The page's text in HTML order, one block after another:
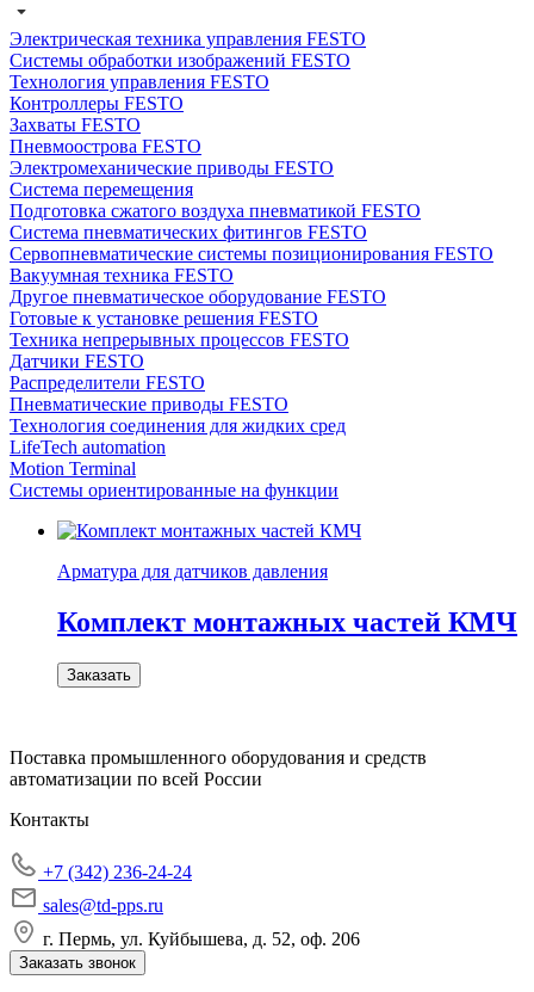
Электрическая техника управления FESTO
Системы обработки изображений FESTO
Технология управления FESTO
Контроллеры FESTO
Захваты FESTO
Пневмоострова FESTO
Электромеханические приводы FESTO
Система перемещения
Подготовка сжатого воздуха пневматикой FESTO
Система пневматических фитингов FESTO
Сервопневматические системы позиционирования FESTO
Вакуумная техника FESTO
Другое пневматическое оборудование FESTO
Готовые к установке решения FESTO
Техника непрерывных процессов FESTO
Датчики FESTO
Распределители FESTO
Пневматические приводы FESTO
Технология соединения для жидких сред
LifeTech automation
Motion Terminal
Системы ориентированные на функции
Арматура для датчиков давления
Комплект монтажных частей КМЧ
Заказать
Поставка промышленного оборудования и средств
автоматизации по всей России
Контакты
+7 (342) 236-24-24
sales@td-pps.ru
г. Пермь, ул. Куйбышева, д. 52, оф. 206
Заказать звонок